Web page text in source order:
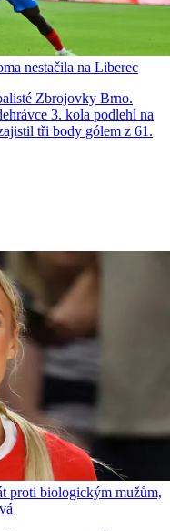
nestačila na Liberec
Zbrojovky Brno.
3. kola podlehl na
tři body gólem z 61.
proti biologickým mužům,